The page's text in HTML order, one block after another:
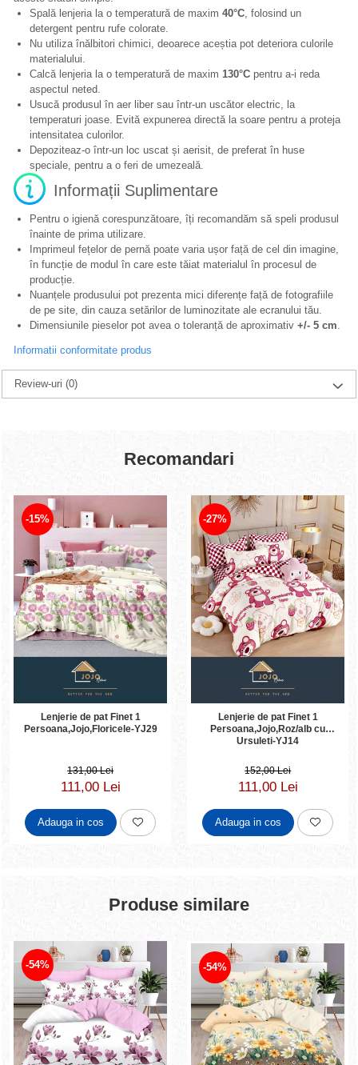
Spală lenjeria la o temperatură de maxim40°C, folosind un
detergent pentru rufe colorate.
Nu utiliza înălbitori chimici, deoarece aceștia pot deteriora culorile
materialului.
Calcă lenjeria la o temperatură de maxim130°C pentru a-i reda
aspectul neted.
Usucă produsul în aer liber sau într-un uscător electric, la
temperaturi joase. Evită expunerea directă la soare pentru a proteja
intensitatea culorilor.
Depoziteaz-o într-un loc uscat și aerisit, de preferat în huse
speciale, pentru a o feri de umezeală.
Informații Suplimentare
Pentru o igienă corespunzătoare, îți recomandăm să speli produsul
înainte de prima utilizare.
Imprimeul fețelor de pernă poate varia ușor față de cel din imagine,
în funcție de modul în care este tăiat materialul în procesul de
producție.
Nuanțele produsului pot prezenta mici diferențe față de fotografiile
de pe site, din cauza setărilor de luminozitate ale ecranului tău.
Dimensiunile pieselor pot avea o toleranță de aproximativ+/- 5 cm.
Informatii conformitate produs
Review-uri(0)
Recomandari
-15%
Lenjerie de pat Finet 1
Persoana,Jojo,Floricele-YJ29
131,00 Lei
111,00 Lei
Adauga in cos
-27%
Lenjerie de pat Finet 1
Persoana,Jojo,Roz/alb cu
Ursuleti-YJ14
152,00 Lei
111,00 Lei
Adauga in cos
Produse similare
-54% -54%